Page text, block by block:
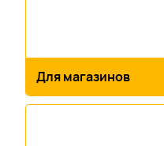
Для магазинов